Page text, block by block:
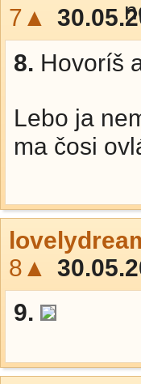
7▲
8. Hovoríš
Lebo ja
ma čosi
8▲
9.